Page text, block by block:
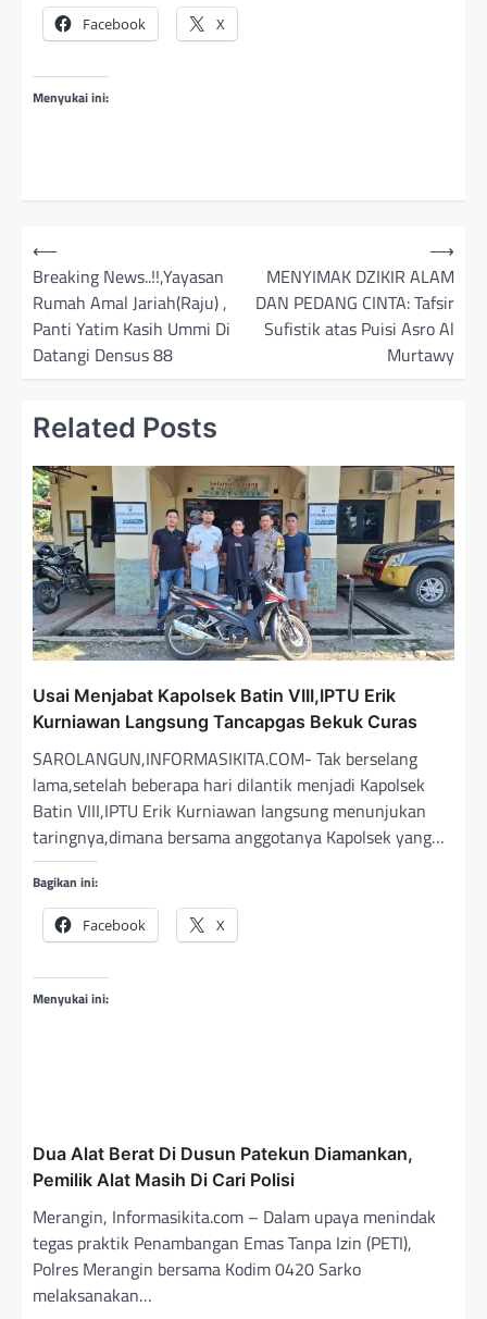
Facebook X
Menyukai ini:
N
g
⟵
Breaking News..!!,Yayasan
Rumah Amal Jariah(Raju) ,
Panti Yatim Kasih Ummi Di
Datangi Densus 88
MENYIMAK DZIKIR ALAM
DAN PEDANG CINTA: Tafsir
Sufistik atas Puisi Asro Al
Murtawy
⟶
Related Posts
Usai Menjabat Kapolsek Batin VIII,IPTU Erik
Kurniawan Langsung Tancapgas Bekuk Curas
SAROLANGUN,INFORMASIKITA.COM- Tak berselang
lama,setelah beberapa hari dilantik menjadi Kapolsek
Batin VIII,IPTU Erik Kurniawan langsung menunjukan
taringnya,dimana bersama anggotanya Kapolsek yang…
Bagikan ini:
Facebook X
Menyukai ini:
Dua Alat Berat Di Dusun Patekun Diamankan,
Pemilik Alat Masih Di Cari Polisi
Merangin, Informasikita.com – Dalam upaya menindak
tegas praktik Penambangan Emas Tanpa Izin (PETI),
Polres Merangin bersama Kodim 0420 Sarko
melaksanakan…